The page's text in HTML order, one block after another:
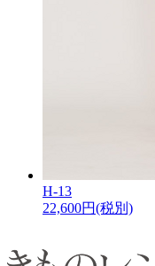
H-13
22,600円(税別)